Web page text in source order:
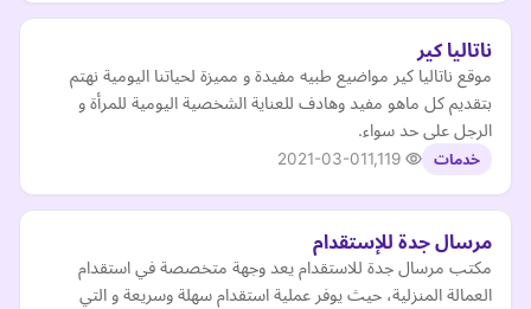
ناتاليا كير
موقع ناتاليا كير مواضيع طبيه مفيدة و مميزة لحياتنا اليومية نهتم
بتقديم كل ماهو مفيد وهادف للعناية الشخصية اليومية للمرأة و
الرجل على حد سواء.
خدمات 2021-03-01
مرسال جدة للإستقدام
مكتب مرسال جدة للاستقدام يعد وجهة متخصصة في استقدام
العمالة المنزلية، حيث يوفر عملية استقدام سهلة وسريعة و التي